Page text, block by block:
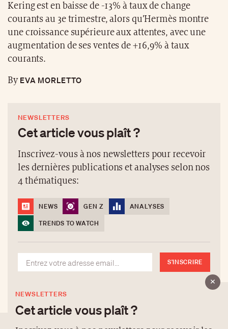
Kering est en baisse de -13% à taux de change
courants au 3e trimestre, alors qu’Hermès montre
une croissance supérieure aux attentes, avec une
augmentation de ses ventes de +16,9% à taux
courants.
ByEVA MORLETTO
NEWSLETTERS
Cet article vous plaît ?
Inscrivez-vous à nos newsletters pour recevoir
les dernières publications et analyses selon nos
4 thématiques:
NEWS GEN Z
ANALYSES
TRENDS TO WATCH
S'INSCRIRE
NEWSLETTERS
Cet article vous plaît ?